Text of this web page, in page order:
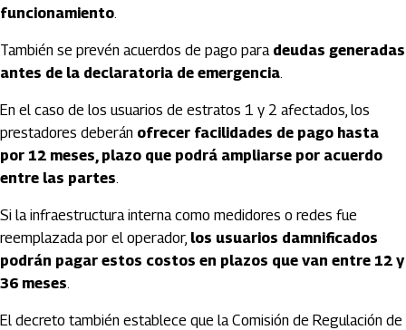
funcionamiento.
También se prevén acuerdos de pago para deudas generadas
antes de la declaratoria de emergencia.
En el caso de los usuarios de estratos 1 y 2 afectados, los
prestadores deberán ofrecer facilidades de pago hasta
por 12 meses, plazo que podrá ampliarse por acuerdo
entre las partes.
Si la infraestructura interna como medidores o redes fue
reemplazada por el operador, los usuarios damnificados
podrán pagar estos costos en plazos que van entre 12 y
36 meses.
El decreto también establece que la Comisión de Regulación de